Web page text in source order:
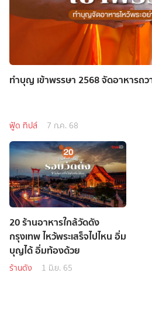
ทำบุญ เข้าพรรษา 2568 จัดอาหารถว
ฟู้ด ทิปส์ 7 ก.ค. 68
20 ร้านอาหารใกล้วัดดัง
กรุงเทพ ไหว้พระเสร็จไปไหน อิ่ม
บุญได้ อิ่มท้องด้วย
ร้านดัง 1 มิ.ย. 65